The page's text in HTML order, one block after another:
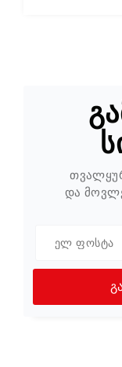
და